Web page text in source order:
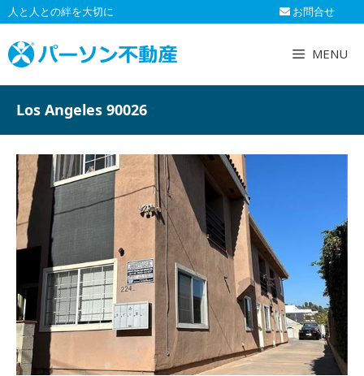
コ
ン
テ
ン
ツ
人と人との絆を大切に お問合せ
MENU
Los Angeles 90026